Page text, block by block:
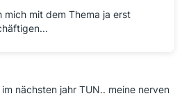
mich mit dem Thema ja erst
nächsten jahr TUN.. meine nerven